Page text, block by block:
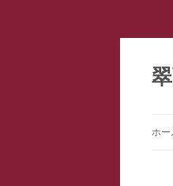
コ
テ
ン
ツ
ッ
ホー